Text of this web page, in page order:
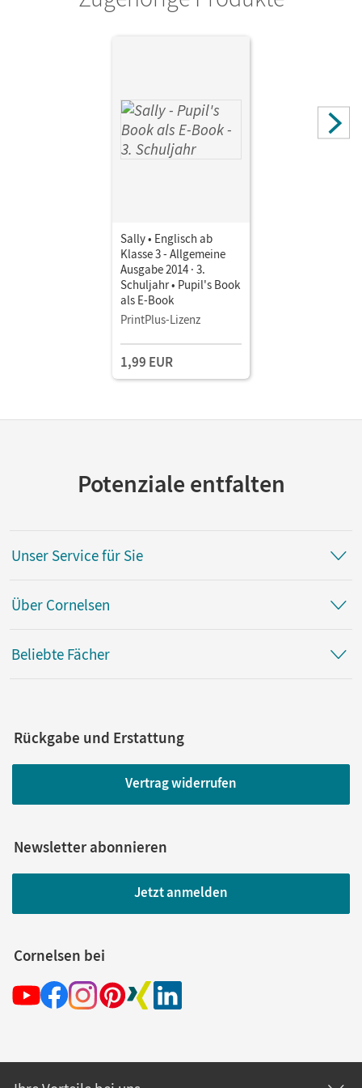
Sally • Englisch ab
Klasse 3 - Allgemeine
Ausgabe 2014 · 3.
Schuljahr • Pupil's Book
als E-Book
PrintPlus-Lizenz
1,99 EUR
Potenziale entfalten
Unser Service für Sie
Über Cornelsen
Beliebte Fächer
Rückgabe und Erstattung
Vertrag widerrufen
Newsletter abonnieren
Jetzt anmelden
Cornelsen bei